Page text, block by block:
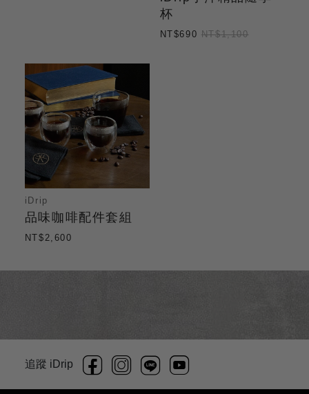
杯
NT$690 NT$1,100
iDrip
品味咖啡配件套組
NT$2,600
追蹤 iDrip